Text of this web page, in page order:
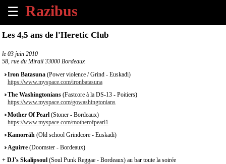
☰
×
Tous
les
évènements
à
venir
Annoncer
évènement
Les 4,5 ans de l'Heretic Club
le 03 juin 2010
58, rue du Mirail 33000 Bordeaux
Iron Batasuna (Power violence / Grind - Euskadi)
https://www.myspace.com/ironbatasuna
The Washingtonians (Fastcore à la DS-13 - Poitiers)
https://www.myspace.com/gowashingtonians
Mother Of Pearl (Stoner - Bordeaux)
https://www.myspace.com/motherofpearl1
Kamorräh (Old school Grindcore - Euskadi)
Aguirre (Doomster - Bordeaux)
+ DJ's Skalipsoul (Soul Punk Reggae - Bordeaux) au bar toute la soirée